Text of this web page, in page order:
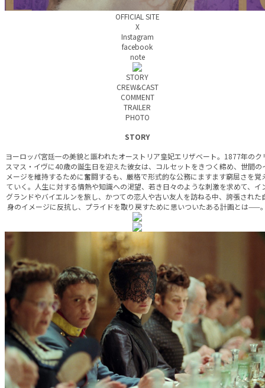
OFFICIAL SITE
X
Instagram
facebook
note
STORY
CREW&CAST
COMMENT
TRAILER
PHOTO
STORY
ヨーロッパ宮廷一の美貌と謳われたオーストリア皇妃エリザベート。1877年のク
スマス・イヴに40歳の誕生日を迎えた彼女は、コルセットをきつく締め、世間の
メージを維持するために奮闘するも、厳格で形式的な公務にますます窮屈さを覚
ていく。人生に対する情熱や知識への渇望、若き日々のような刺激を求めて、イ
グランドやバイエルンを旅し、かつての恋人や古い友人を訪ねる中、誇張された
身のイメージに反抗し、プライドを取り戻すために思いついたある計画とは——